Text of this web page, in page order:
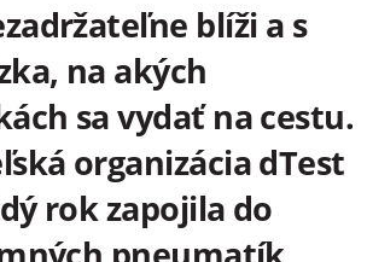
blíži a s
na akých
sa vydať na cestu.
organizácia dTest
rok zapojila do